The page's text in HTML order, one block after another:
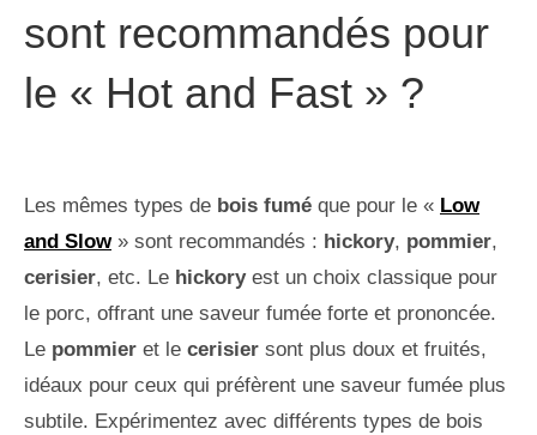
sont recommandés pour
le « Hot and Fast » ?
Les mêmes types de bois fumé que pour le « Low
and Slow» sont recommandés : hickory, pommier,
cerisier, etc. Le hickoryest un choix classique pour
le porc, offrant une saveur fumée forte et prononcée.
Le pommier et le cerisier sont plus doux et fruités,
idéaux pour ceux qui préfèrent une saveur fumée plus
subtile. Expérimentez avec différents types de bois